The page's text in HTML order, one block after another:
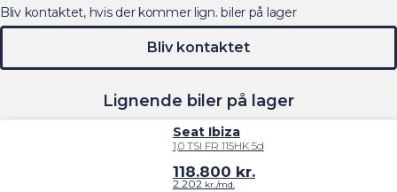
Lignende biler på lager
Seat Ibiza
1,0 TSI FR 115HK 5d
118.800 kr.
2.202kr./md.
Bliv kontaktet, hvis der kommer lign. biler på lager
Bliv kontaktet